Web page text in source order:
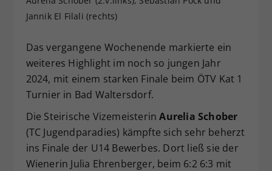
Jannik El Filali (rechts)
Das vergangene Wochenende markierte ein
weiteres Highlight im noch so jungen Jahr
2024, mit einem starken Finale beim ÖTV Kat 1
Turnier in Bad Waltersdorf.
Die Steirische VizemeisterinAurelia Schober
(TC Jugendparadies) kämpfte sich sehr beherzt
ins Finale der U14 Bewerbes. Dort ließ sie der
Wienerin Julia Ehrenberger, beim 6:2 6:3 mit
Zweck
Dieser Wert speichert Ihre Consent-
zufällig generierte ID, für die
historische Speicherung Ihrer
vorgenommen Einstellungen, falls der
Webseiten-Betreiber dies eingestellt
hat.